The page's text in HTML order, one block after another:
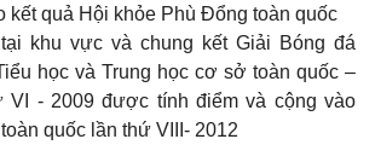
kết quả Hội khỏe Phù Đổng toàn quốc
khu vực và chung kết Giải Bóng đá
học và Trung học cơ sở toàn quốc –
VI - 2009 được tính điểm và cộng vào
quốc lần thứ VIII- 2012